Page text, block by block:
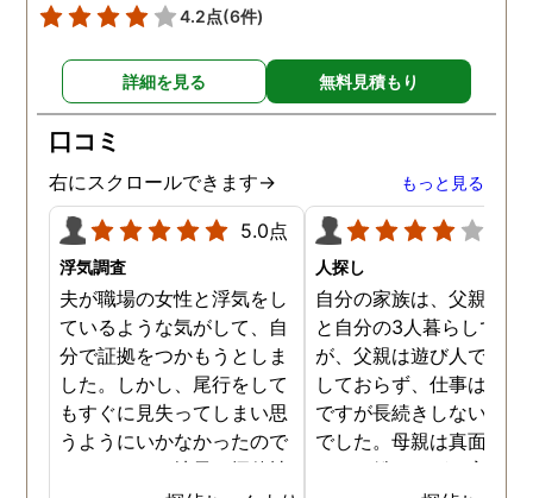
すすめです！
4.2点(6件)
詳細を見る 無料見積もり
口コミ
右にスクロールできます→ もっと見る
5.0点
浮気調査
夫が職場の女性と浮気をし
ているような気がして、自
分で証拠をつかもうとしま
した。しかし、尾行をして
もすぐに見失ってしまい思
うようにいかなかったので
す。それで、地元の探偵社
人探し
自分の家族は、父親と母
と自分の3人暮らしでし
が、父親は遊び人で仕事
しておらず、仕事はする
ですが長続きしないタイ
でした。母親は真面目で
ートで働きながら家事も